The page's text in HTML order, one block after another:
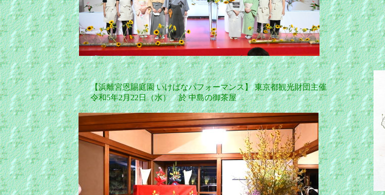
【浜離宮恩賜庭園 いけばなパフォーマンス】 東京都観光財団主催
令和5年2月22日（水） 於 中島の御茶屋